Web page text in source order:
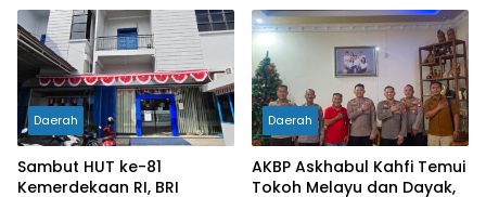
Meninggal Dunia
Daerah
Sambut HUT ke-81
Kemerdekaan RI, BRI
Daerah
AKBP Askhabul Kahfi Temui
Tokoh Melayu dan Dayak,